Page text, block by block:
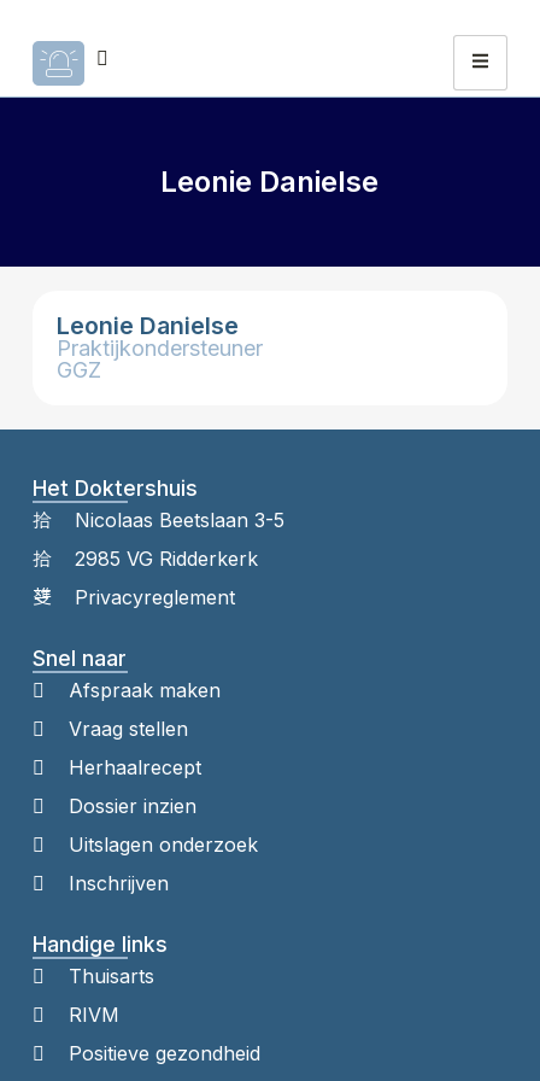
Leonie Danielse
Leonie Danielse
Praktijkondersteuner
GGZ
Het Doktershuis
Nicolaas Beetslaan 3-5
2985 VG Ridderkerk
Privacyreglement
Snel naar
Afspraak maken
Vraag stellen
Herhaalrecept
Dossier inzien
Uitslagen onderzoek
Inschrijven
Handige links
Thuisarts
RIVM
Positieve gezondheid